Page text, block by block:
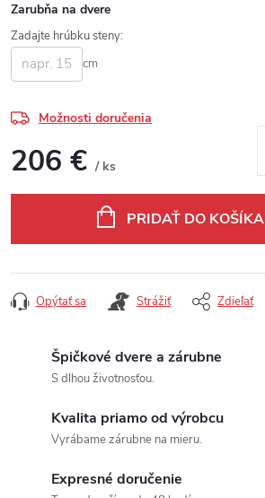
Zarubňa na dvere
Zadajte hrúbku steny:
cm
Možnosti doručenia
206 € / ks
PRIDAŤ DO KOŠÍKA
Opýtať sa Strážiť Zdieľať
Špičkové dvere a zárubne
S dlhou životnosťou.
Kvalita priamo od výrobcu
Vyrábame zárubne na mieru.
Expresné doručenie